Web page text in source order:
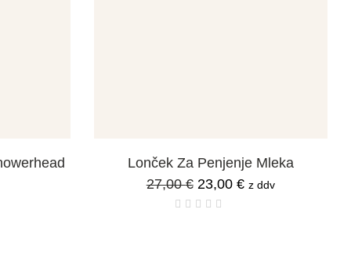
Lonček Za Penjenje Mleka
27,00€ 23,00 € z ddv